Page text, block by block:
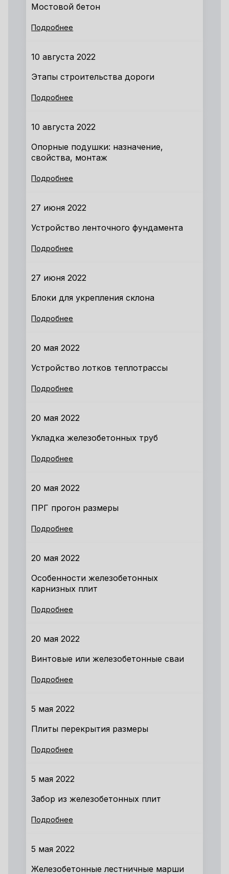
Мостовой бетон
Подробнее
10 августа 2022
Этапы строительства дороги
Подробнее
10 августа 2022
Опорные подушки: назначение,
свойства, монтаж
Подробнее
27 июня 2022
Устройство ленточного фундамента
Подробнее
27 июня 2022
Блоки для укрепления склона
Подробнее
20 мая 2022
Устройство лотков теплотрассы
Подробнее
20 мая 2022
Укладка железобетонных труб
Подробнее
20 мая 2022
ПРГ прогон размеры
Подробнее
20 мая 2022
Особенности железобетонных
карнизных плит
Подробнее
20 мая 2022
Винтовые или железобетонные сваи
Подробнее
5 мая 2022
Плиты перекрытия размеры
Подробнее
5 мая 2022
Забор из железобетонных плит
Подробнее
5 мая 2022
Железобетонные лестничные марши